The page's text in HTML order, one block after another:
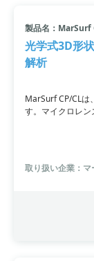
製品名：MarSurf
光学式3D形
解析
MarSurf CP/CLは
す。マイクロレ
あり、光学産業
定対象の表面粗
します。測定時
解能を備えていま
取り扱い企業：